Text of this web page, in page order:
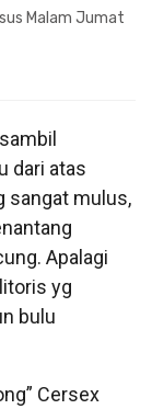
Malam Jumat
dari atas
sangat mulus,
Apalagi
yg
bulu
Cersex